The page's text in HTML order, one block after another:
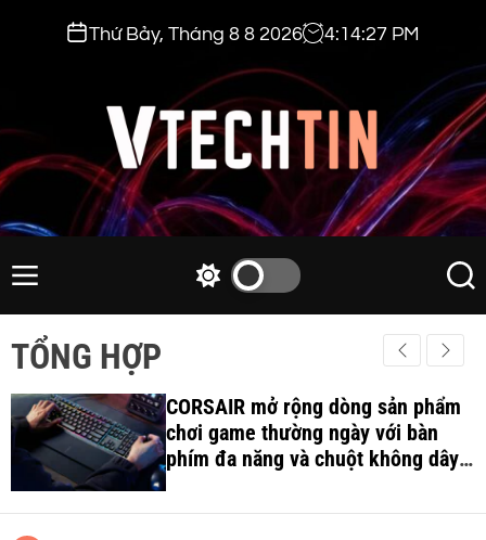
t
o
c
o
e
Thứ Bảy, Tháng 8 8 2026 4:14:29 PM
v
c
h
t
i
n
.
c
M
e
w
h
c
o
S
e
a
r
h
TỔNG HỢP
CORSAIR mở rộng dòng sản phẩm
chơi game thường ngày với bàn
phím đa năng và chuột không dây
công thái học